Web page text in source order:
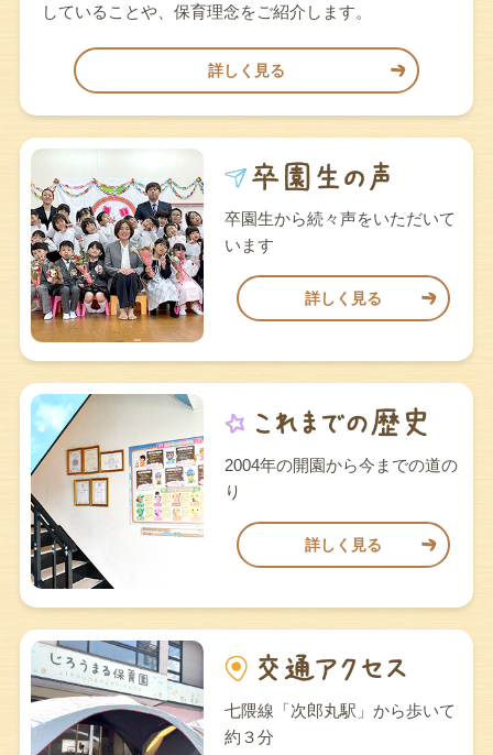
していることや、保育理念をご紹介します。
詳しく見る
卒園生から続々声をいただいて
います
詳しく見る
2004年の開園から今までの道の
り
詳しく見る
七隈線「次郎丸駅」から歩いて
約３分